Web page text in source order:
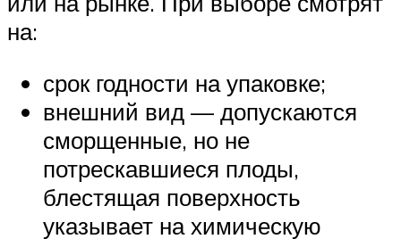
на:
срок годности на упаковке;
внешний вид — допускаются
сморщенные, но не
потрескавшиеся плоды,
блестящая поверхность
указывает на химическую